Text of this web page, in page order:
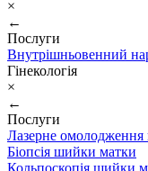
×
←
Послуги
Внутрішньовенний
Гінекологія
×
←
Послуги
Лазерне омолодження
Біопсія шийки матки
Кольпоскопія шийки